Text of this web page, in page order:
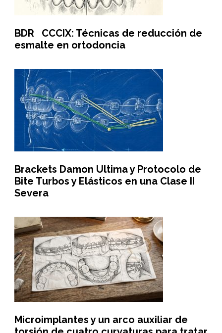
BDR CCCIX: Técnicas de reducción de
esmalte en ortodoncia
Brackets Damon Ultima y Protocolo de
Bite Turbos y Elásticos en una Clase II
Severa
Microimplantes y un arco auxiliar de